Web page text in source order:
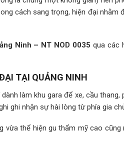
cách sang trọng, hiện đại nhằm
Ninh – NT NOD 0035 qua các
TẠI QUẢNG NINH
làm khu gara để xe, cầu thang,
ghi nhận sự hài lòng từ phía gia
vừa thể hiện gu thẩm mỹ cao cũng